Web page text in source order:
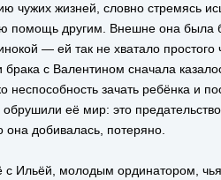
чужих жизней, словно стремясь
помощь другим. Внешне она была
— ей так не хватало простого
с Валентином сначала
зачать ребёнка и
обрушили её мир: это
добивалась, потеряно.
Ильёй, молодым ординатором, чья